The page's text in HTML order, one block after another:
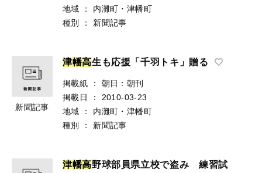
地域
：
内灘町・津幡町
種別
： 新聞記事
新聞記事
津幡高生も応援「千羽トキ」贈る
掲載紙 ：
朝日：朝刊
掲載日
：
2010-03-23
地域
：
内灘町・津幡町
種別
： 新聞記事
津幡高野球部員県立校で盗み 練習試